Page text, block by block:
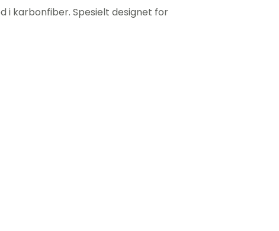
i karbonfiber. Spesielt designet for